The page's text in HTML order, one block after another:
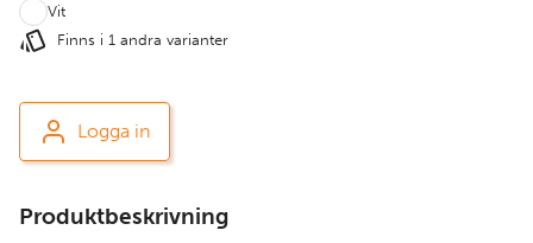
Vit
Finns i 1 andra varianter
Logga in
Produktbeskrivning